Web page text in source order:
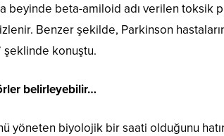
beyinde beta-amiloid adı verilen
Benzer şekilde, Parkinson
konuştu.
belirleyebilir…
yöneten biyolojik bir saati olduğunu